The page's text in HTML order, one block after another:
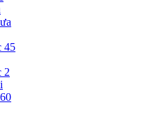
45
2